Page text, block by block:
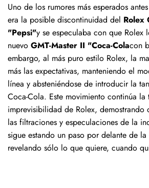
Uno de los rumores más esperados
era la posible discontinuidad del Rolex
"Pepsi"y se especulaba con que Rolex
nuevo GMT-Master II "Coca-Colacon
embargo, al más puro estilo Rolex, la
más las expectativas, manteniendo el
línea y absteniéndose de introducir la
Coca-Cola. Este movimiento continúa
imprevisibilidad de Rolex, demostrando
las filtraciones y especulaciones de la
sigue estando un paso por delante de
revelando sólo lo que quiere, cuando